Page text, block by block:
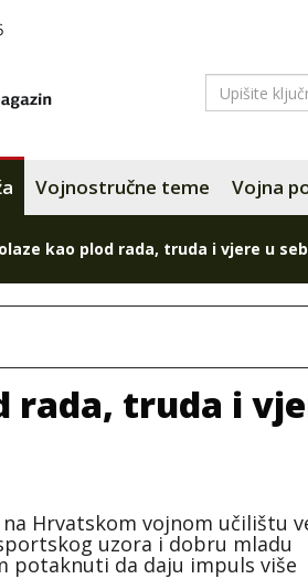
Vojnostručne teme Vojna
kao plod rada, truda i vjere u
rada, truda i
Hrvatskom vojnom učilištu
uzora i dobru mladu
potaknuti da daju impuls više